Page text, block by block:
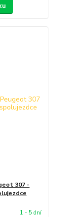
307 -
1 - 5 dní